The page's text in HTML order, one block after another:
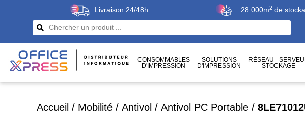
Livraison 24/48h 28 000m2 de
CONSOMMABLES
D'IMPRESSION
SOLUTIONS
D'IMPRESSION
RÉSEAU -
STOCKAGE
Accueil / Mobilité / Antivol / Antivol PC Portable /